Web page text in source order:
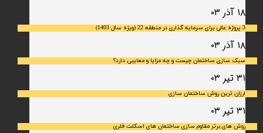
۱۸ آذر ۰۳
3 پروژه عالی برای سرمایه گذاری در منطقه 22 (ویژه سال 1403)
۱۸ آذر ۰۳
سبک سازی ساختمان چیست و چه مزایا و معایبی دارد؟
۳۱ تیر ۰۳
ارزان ترین روش ساختمان سازی
۳۱ تیر ۰۳
روش های برتر مقاوم سازی ساختمان های اسکلت فلری